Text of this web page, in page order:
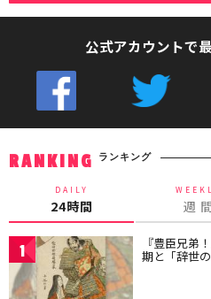
公式アカウントで
RANKING ランキング
DAILY
24時間 週
1 『豊臣兄弟
期と「辞世